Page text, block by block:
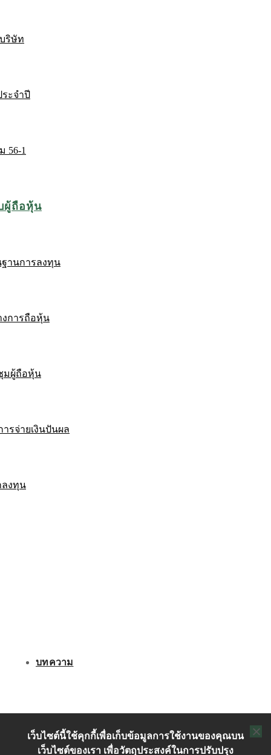
ริษัท
ะจำปี
56-1
ผู้ถือหุ้น
านการลงทุน
งการถือหุ้น
มผู้ถือหุ้น
รจ่ายเงินปันผล
งทุน
บทความ
ติดต่อเรา
เว็บไซต์นี้ใช้คุกกี้เพื่อเก็บข้อมูลการใช้งานของคุณบน
เว็บไซต์ของเรา เพื่อวัตถุประสงค์ในการปรับปรุง